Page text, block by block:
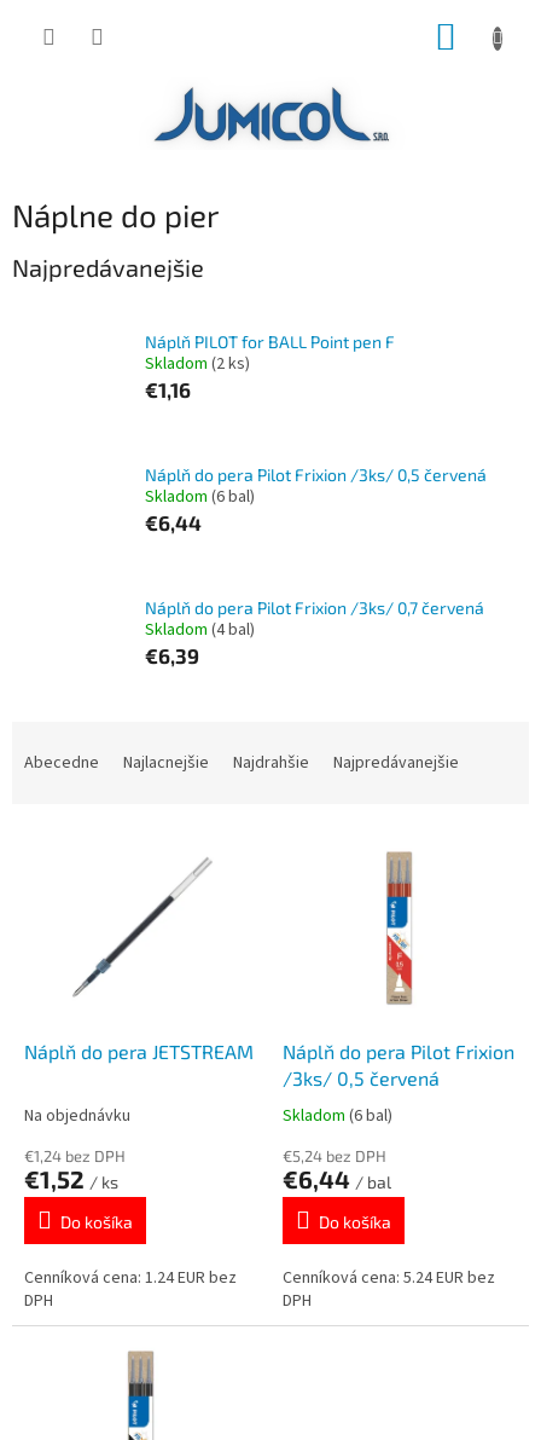
Náplne do pier
Najpredávanejšie
Náplň PILOT for BALL Point pen F
Skladom (2 ks)
€1,16
Náplň do pera Pilot Frixion /3ks/ 0,5 červená
Skladom (6 bal)
€6,44
Náplň do pera Pilot Frixion /3ks/ 0,7 červená
Skladom (4 bal)
€6,39
Abecedne Najlacnejšie Najdrahšie Najpredávanejšie
Náplň do pera JETSTREAM
Na objednávku
€1,24 bez DPH
€1,52 / ks
Do košíka
Cenníková cena: 1.24 EUR bez
DPH
Náplň do pera Pilot Frixion
/3ks/ 0,5 červená
Skladom (6 bal)
€5,24 bez DPH
€6,44 / bal
Do košíka
Cenníková cena: 5.24 EUR bez
DPH